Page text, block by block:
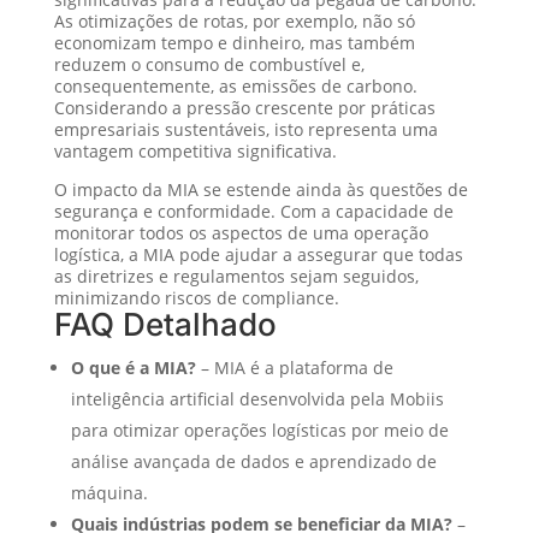
As otimizações de rotas, por exemplo, não só
economizam tempo e dinheiro, mas também
reduzem o consumo de combustível e,
consequentemente, as emissões de carbono.
Considerando a pressão crescente por práticas
empresariais sustentáveis, isto representa uma
vantagem competitiva significativa.
O impacto da MIA se estende ainda às questões de
segurança e conformidade. Com a capacidade de
monitorar todos os aspectos de uma operação
logística, a MIA pode ajudar a assegurar que todas
as diretrizes e regulamentos sejam seguidos,
minimizando riscos de compliance.
FAQ Detalhado
O que é a MIA?– MIA é a plataforma de
inteligência artificial desenvolvida pela Mobiis
para otimizar operações logísticas por meio de
análise avançada de dados e aprendizado de
máquina.
Quais indústrias podem se beneficiar da MIA?–